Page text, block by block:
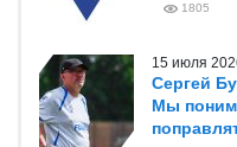
1805
15 июля
Сергей
Мы